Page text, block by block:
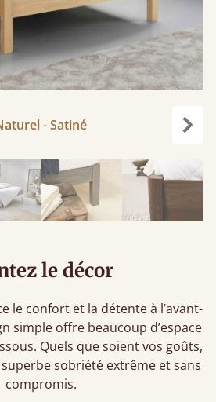
- Satiné
le décor
le confort et la détente à l’avant-
simple offre beaucoup d’espace
Quels que soient vos goûts,
sobriété extrême et sans
compromis.